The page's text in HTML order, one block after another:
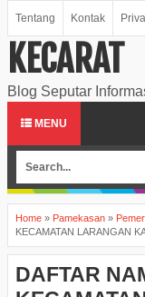
Tentang Kontak
KECARAT
Blog Seputar
MENU
Home » Pamekasan »
KECAMATAN LARANGAN
DAFTAR